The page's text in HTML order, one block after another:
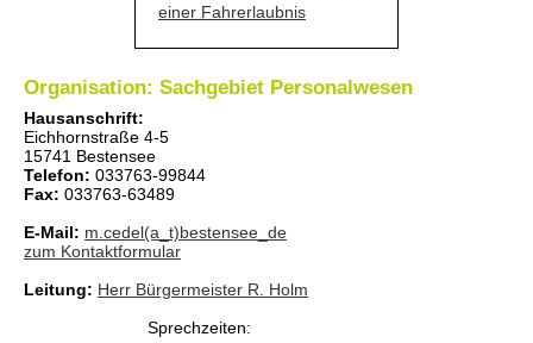
einer Fahrerlaubnis
Organisation: Sachgebiet Personalwesen
Hausanschrift:
Eichhornstraße 4-5
15741 Bestensee
Telefon: 033763-99844
Fax: 033763-63489
E-Mail: m.cedel(a_t)bestensee_de
zum Kontaktformular
Leitung: Herr Bürgermeister R. Holm
Sprechzeiten: